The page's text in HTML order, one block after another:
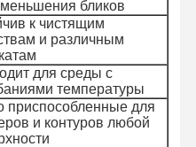
бликов
к чистящим
и различным
для среды с
температуры
приспособленные для
и контуров любой